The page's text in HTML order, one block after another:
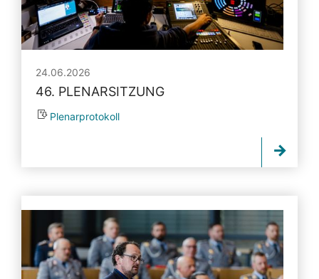
24.06.2026
46. PLENARSITZUNG
Plenarprotokoll